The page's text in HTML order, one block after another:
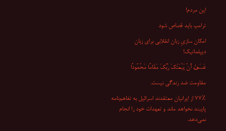
این مردم!
ترامپ باید قصاص شود
امکان سازیِ زبان انقلابی برای زبان
دیپلماتیک!
عَسَىٰ أَنْ یَبْعَثَکَ رَبُّکَ مَقَامًا مَحْمُودًا
مقاومت ضد زندگی نیست.
۷۷٪ از ایرانیان معتقدند اسرائیل به تفاهم‌نامه
پایبند نخواهد ماند و تعهدات خود را انجام
نمی‌دهد.